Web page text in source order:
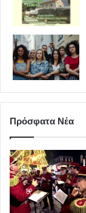
Πρόσφατα Νέα